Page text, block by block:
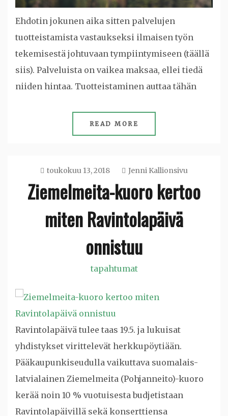
Ehdotin jokunen aika sitten palvelujen
tuotteistamista vastaukseksi ilmaisen työn
tekemisestä johtuvaan tympiintymiseen (täällä
siis). Palveluista on vaikea maksaa, ellei tiedä
niiden hintaa. Tuotteistaminen auttaa tähän
READ MORE
toukokuu 13, 2018 Jenni Kallionsivu
Ziemelmeita-kuoro kertoo
miten Ravintolapäivä
onnistuu
tapahtumat
Ravintolapäivä tulee taas 19.5. ja lukuisat
yhdistykset virittelevät herkkupöytiään.
Pääkaupunkiseudulla vaikuttava suomalais-
latvialainen Ziemelmeita (Pohjanneito)-kuoro
kerää noin 10 % vuotuisesta budjetistaan
Ravintolapäivillä sekä konserttiensa